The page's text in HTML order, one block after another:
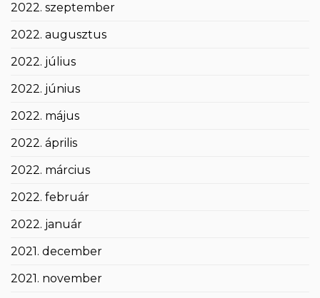
2022. szeptember
2022. augusztus
2022. július
2022. június
2022. május
2022. április
2022. március
2022. február
2022. január
2021. december
2021. november